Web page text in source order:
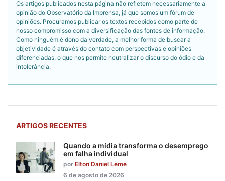
Os artigos publicados nesta página não refletem necessariamente a
opinião do Observatório da Imprensa, já que somos um fórum de
opiniões. Procuramos publicar os textos recebidos como parte de
nosso compromisso com a diversificação das fontes de informação.
Como ninguém é dono da verdade, a melhor forma de buscar a
objetividade é através do contato com perspectivas e opiniões
diferenciadas, o que nos permite neutralizar o discurso do ódio e da
intolerância.
ARTIGOS RECENTES
Quando a mídia transforma o desemprego
em falha individual
por Elton Daniel Leme
6 de agosto de 2026